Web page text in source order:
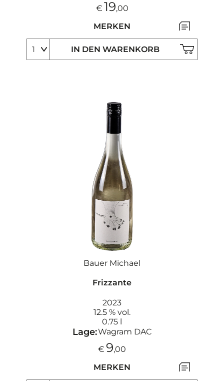
€ 19,00
MERKEN
IN DEN WARENKORB
Bauer Michael
Frizzante
2023
12.5 % vol.
0.75 l
Lage:Wagram DAC
€ 9,00
MERKEN